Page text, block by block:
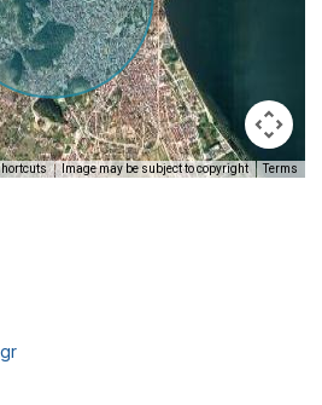
Image may be subject to copyright Terms